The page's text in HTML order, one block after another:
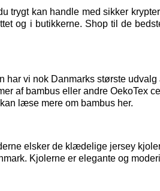
kan handle med sikker
og i butikkerne. Shop til de
har vi nok Danmarks største
af bambus eller andre OekoTex
læse mere om bambus her.
elsker de klædelige jersey
Kjolerne er elegante og